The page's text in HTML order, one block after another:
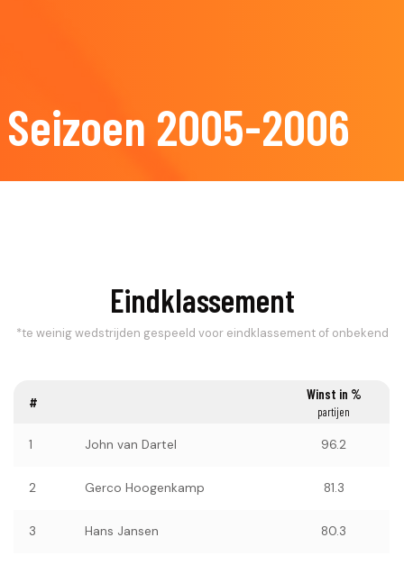
Seizoen 2005-2006
Eindklassement
*te weinig wedstrijden gespeeld voor eindklassement of onbekend
# Winst in %
partijen
1 John van Dartel 96.2
2 Gerco Hoogenkamp 81.3
3 Hans Jansen 80.3